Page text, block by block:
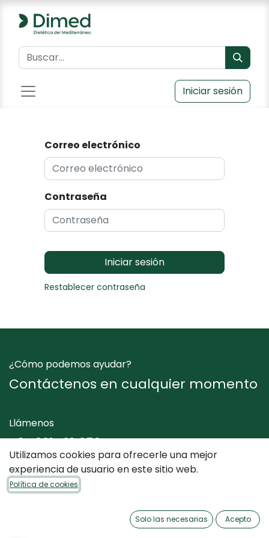
Iniciar sesión
Correo electrónico
Contraseña
Iniciar sesión
Restablecer contraseña
¿Cómo podemos ayudar?
Contáctenos en cualquier momento
Llámenos
+34 961 412 050
Envíenos un mensaje
Utilizamos cookies para ofrecerle una mejor
experiencia de usuario en este sitio web.
Política de cookies
Solo las necesarias Acepto